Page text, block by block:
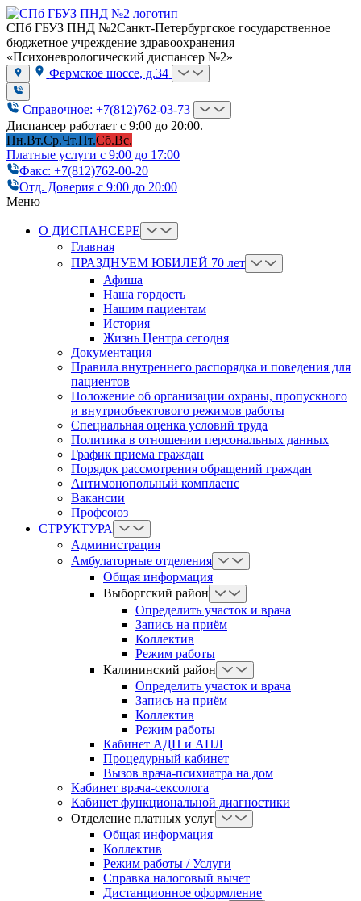
СПб ГБУЗ ПНД №2Санкт-Петербургское государственное
бюджетное учреждение здравоохранения
«Психоневрологический диспансер №2»
Фермское шоссе, д.34
Справочное: +7(812)762-03-73
Диспансер работает с 9:00 до 20:00.
Пн.Вт.Ср.Чт.Пт.Сб.Вс.
Платные услуги с 9:00 до 17:00
Факс: +7(812)762-00-20
Отд. Доверия с 9:00 до 20:00
Меню
О ДИСПАНСЕРЕ
Главная
ПРАЗДНУЕМ ЮБИЛЕЙ 70 лет
Афиша
Наша гордость
Нашим пациентам
История
Жизнь Центра сегодня
Документация
Правила внутреннего распорядка и поведения для
пациентов
Положение об организации охраны, пропускного
и внутриобъектового режимов работы
Cпециальная оценка условий труда
Политика в отношении персональных данных
График приема граждан
Порядок рассмотрения обращений граждан
Антимонопольный комплаенс
Вакансии
Профсоюз
СТРУКТУРА
Администрация
Амбулаторные отделения
Общая информация
Выборгский район
Определить участок и врача
Запись на приём
Коллектив
Режим работы
Калининский район
Определить участок и врача
Запись на приём
Коллектив
Режим работы
Кабинет АДН и АПЛ
Процедурный кабинет
Вызов врача-психиатра на дом
Кабинет врача-сексолога
Кабинет функциональной диагностики
Отделение платных услуг
Общая информация
Коллектив
Режим работы / Услуги
Справка налоговый вычет
Дистанционное оформление